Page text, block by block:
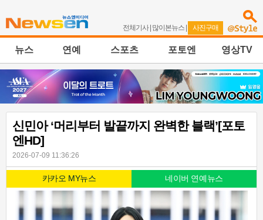
전체기사| 많이본뉴스 | 사진구매
뉴스 연예 스포츠 포토엔 영상TV
신민아 ‘머리부터 발끝까지 완벽한 블랙’[포토
엔HD]
2026-07-09 11:36:26
카카오 MY뉴스 네이버 연예뉴스